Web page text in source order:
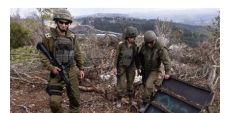
بريطانيا:
لا
يمكن
ضمان
أمن
إسرائيل
ومستقبل
غزة
دون
سلاح